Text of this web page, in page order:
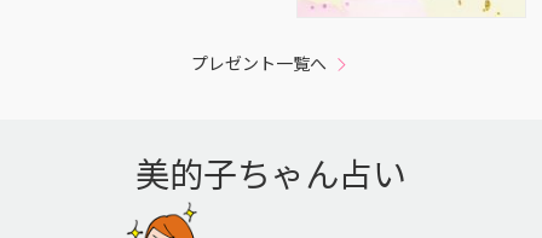
プレゼント一覧へ
美的子ちゃん占い